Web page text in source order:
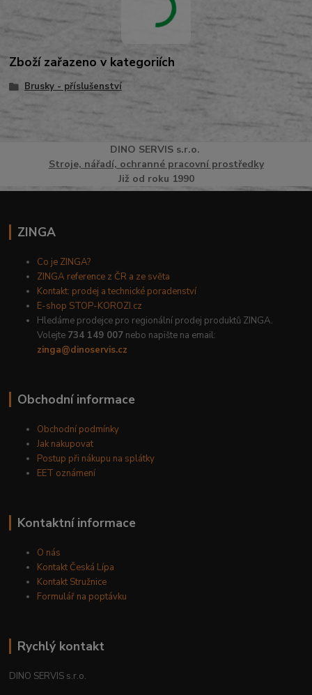
Zboží zařazeno v kategoriích
Brusky - příslušenství
DINO SERVISs.r.o.
Stroje, nářadí, ochranné pracovní prostředky
Již od roku 1990
ZINGA
Co je ZINGA?
ZINGA reference z ČR a ze světa
Kontakt: prodej a technické poradenství
E-shop STOP-KOROZI.cz
Hledáme prodejce pro regionální prodej produktů ZINGA.
Volejte 734 149 007 nebo napište na email:
zinga@dinoservis.cz
Obchodní informace
Obchodní podmínky
Jak nakupovat
Postup při nákupu na splátky
EET oznámení
Kontaktní informace
O nás
Kontakt Česká Lípa
Kontakt Stružnice
Formulář na poptávku
Rychlý kontakt
DINO SERVIS s.r.o.